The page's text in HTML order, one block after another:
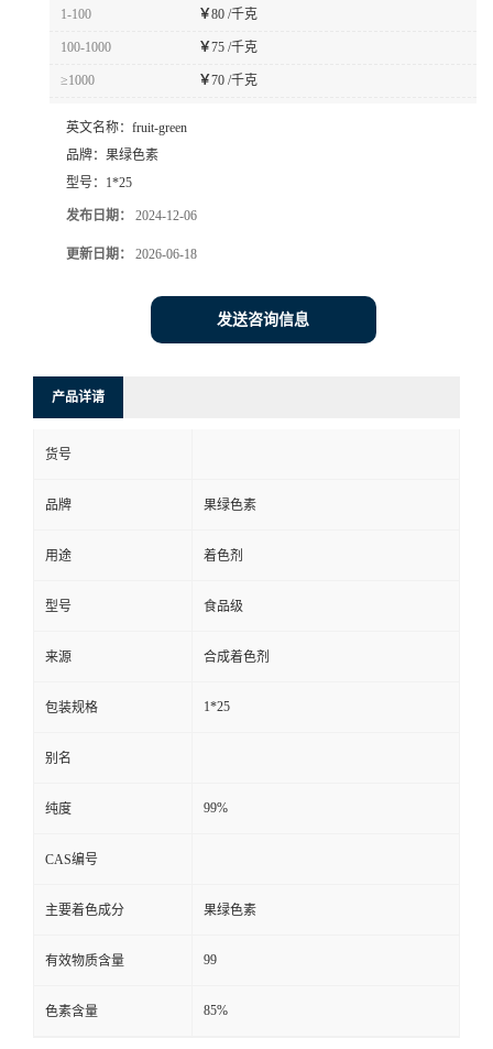
1-100 ￥80 /千克
100-1000 ￥75 /千克
≥1000 ￥70 /千克
英文名称： fruit-green
品牌： 果绿色素
型号： 1*25
发布日期： 2024-12-06
更新日期： 2026-06-18
发送咨询信息
产品详请
货号
品牌 果绿色素
用途 着色剂
型号 食品级
来源 合成着色剂
包装规格 1*25
别名
纯度 99%
CAS编号
主要着色成分 果绿色素
有效物质含量 99
色素含量 85%